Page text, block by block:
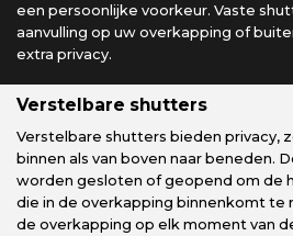
een persoonlijke voorkeur. Vaste
aanvulling op uw overkapping of
extra privacy.
Verstelbare shutters
Verstelbare shutters bieden privacy,
binnen als van boven naar beneden.
worden gesloten of geopend om de
die in de overkapping binnenkomt te
de overkapping op elk moment van